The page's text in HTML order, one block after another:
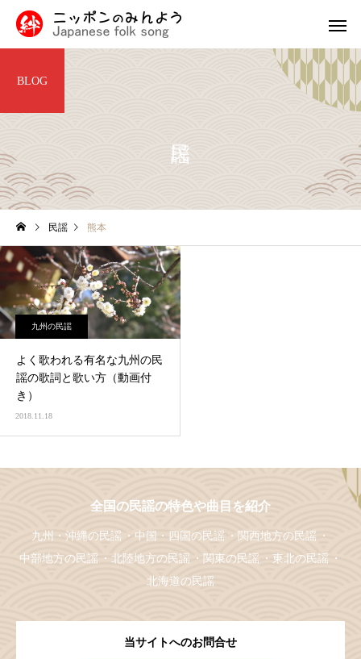
中国・四国
北陸地方の民謡
津軽三味線と他の三味線と
の違い
外山節の盛岡市：青森
BLOG
民謡 熊本
九州の民謡
よく歌われる有名な九州の民
謡の歌詞と歌い方（動画付
き）
2018.11.18
全国の民謡の特色や曲目を紹介
九州・沖縄の民謡 中国・四国の民謡
関西地方の民謡
中部地方の民謡
北陸地方の民謡 関東の民謡
東北の民謡
北海道の民謡
当サイトへのお問合せ